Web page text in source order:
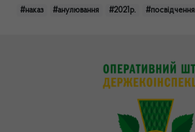
#наказ #анулювання #2021р. #посвідчення